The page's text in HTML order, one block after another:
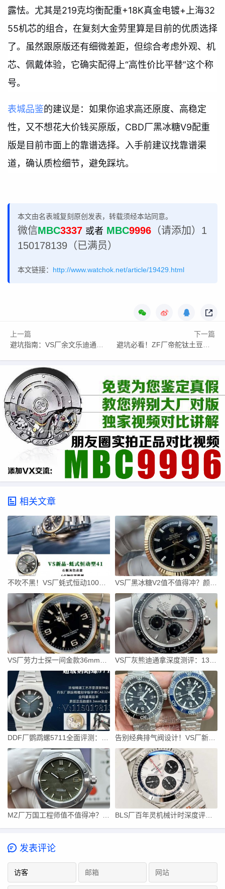
露怯。尤其是219克均衡配重+18K真金电镀+上海32
55机芯的组合，在复刻大金劳里算是目前的优质选择
了。虽然跟原版还有细微差距，但综合考虑外观、机
芯、佩戴体验，它确实配得上“高性价比平替”这个称
号。
表城品鉴的建议是：如果你追求高还原度、高稳定
性，又不想花大价钱买原版，CBD厂黑冰糖V9配重
版是目前市面上的靠谱选择。入手前建议找靠谱渠
道，确认质检细节，避免踩坑。
本文由名表城复刻原创发表，转载须经本站同意。
微信MBC3337 或者 MBC9996 （请添加）1
150178139（已满员）
本文链接： http://www.watchok.net/article/19429.html
上一篇
避坑指南：VS厂余文乐迪通拿丹东4131机芯，到底比普通版本强在哪？
下一篇
避坑必看！ZF厂帝舵钛土豆红字39mm购买指南：机芯版本怎么选？
相关文章
发表评论